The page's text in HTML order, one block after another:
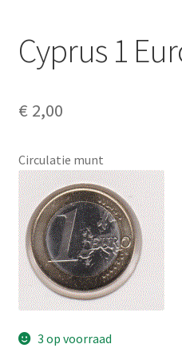
Privacybeleid PMH Enibas
Cyprus 1
€ 2,00
Circulatie munt
3 op voorraad